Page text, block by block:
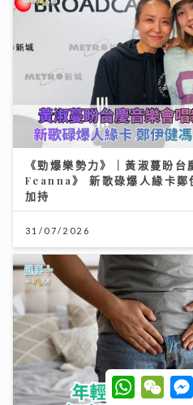
《勁爆樂勢力》｜黃淑蔓盼
Feanna》 新歌碌爆人緣卡
加持
31/07/2026
W
h
W
e